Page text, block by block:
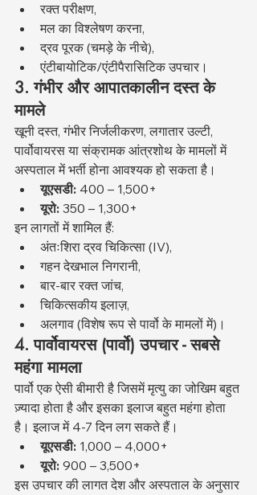
रक्त परीक्षण,
मल का विश्लेषण करना,
द्रव पूरक (चमड़े के नीचे),
एंटीबायोटिक/एंटीपैरासिटिक उपचार।
3. गंभीर और आपातकालीन दस्त के
मामले
खूनी दस्त, गंभीर निर्जलीकरण, लगातार उल्टी,
पार्वोवायरस या संक्रामक आंत्रशोथ के मामलों में
अस्पताल में भर्ती होना आवश्यक हो सकता है।
यूएसडी: 400 – 1,500+
यूरो: 350 – 1,300+
इन लागतों में शामिल हैं:
अंतःशिरा द्रव चिकित्सा (IV),
गहन देखभाल निगरानी,
बार-बार रक्त जांच,
चिकित्सकीय इलाज़,
अलगाव (विशेष रूप से पार्वो के मामलों में)।
4. पार्वोवायरस (पार्वो) उपचार - सबसे
महंगा मामला
पार्वो एक ऐसी बीमारी है जिसमें मृत्यु का जोखिम बहुत
ज़्यादा होता है और इसका इलाज बहुत महंगा होता
है। इलाज में 4-7 दिन लग सकते हैं।
यूएसडी: 1,000 – 4,000+
यूरो: 900 – 3,500+
इस उपचार की लागत देश और अस्पताल के अनुसार